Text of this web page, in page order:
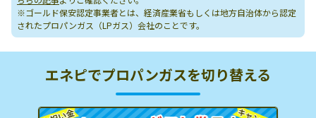
※ゴールド保安認定事業者とは、経済産業省もしくは地方自治体から認定
されたプロパンガス（LPガス）会社のことです。
エネピでプロパンガスを切り替える